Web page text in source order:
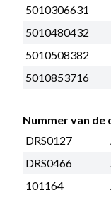
5010306631
5010480432
5010508382
5010853716
Nummer van de
DRS0127
DRS0466
101164